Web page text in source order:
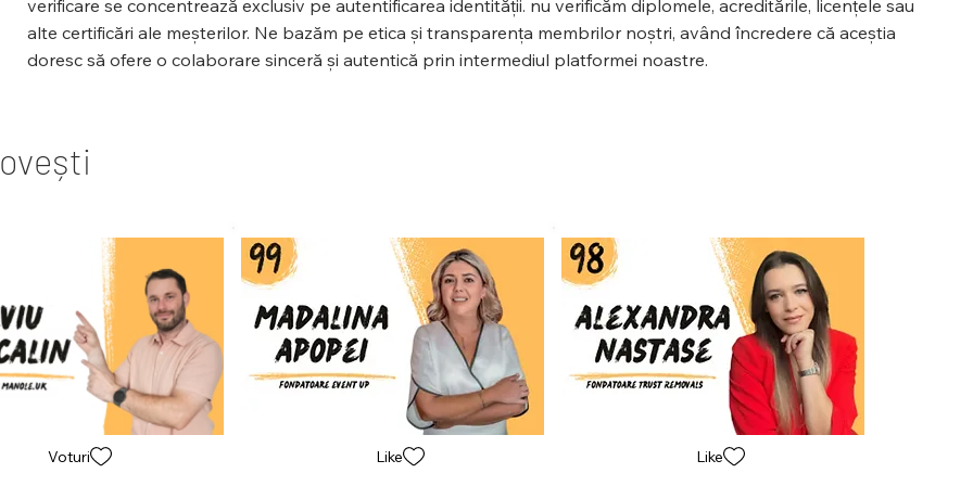
verificare se concentrează exclusiv pe autentificarea identității. nu verificăm diplomele, acreditările, licențele sau
alte certificări ale meșterilor. Ne bazăm pe etica și transparența membrilor noștri, având încredere că aceștia
doresc să ofere o colaborare sinceră și autentică prin intermediul platformei noastre.
Voturi Like Like